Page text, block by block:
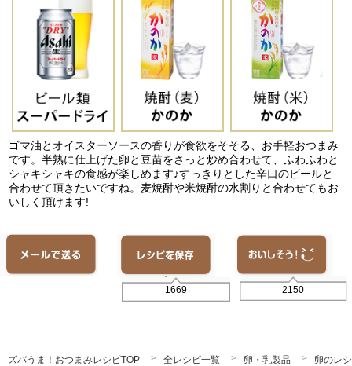
ゴマ油とオイスターソースの香りが食欲をそそる、お手軽おつまみ
です。半熟に仕上げた卵と豆苗をさっと炒め合わせて、ふわふわと
シャキシャキの食感が楽しめます♪すっきりとした辛口のビールと
合わせて頂きたいですね。麦焼酎や米焼酎の水割りと合わせてもお
いしく頂けます!
1669 2150
ズバうま！おつまみレシピTOP 全レシピ一覧 卵・乳製品
卵のレ